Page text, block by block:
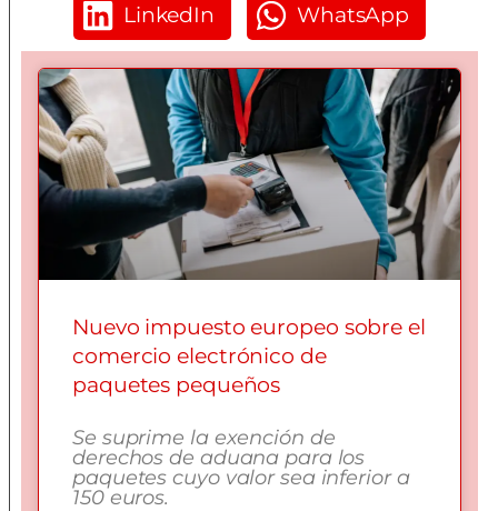
LinkedIn WhatsApp
Nuevo impuesto europeo sobre el
comercio electrónico de
paquetes pequeños
Se suprime la exención de
derechos de aduana para los
paquetes cuyo valor sea inferior a
150 euros.